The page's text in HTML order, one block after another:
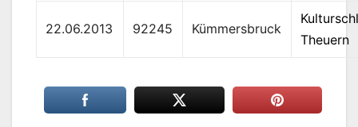
22.06.2013 92245 Kümmersbruck
Theuern